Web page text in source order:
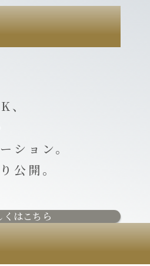
、
ション。
公開。
くはこちら